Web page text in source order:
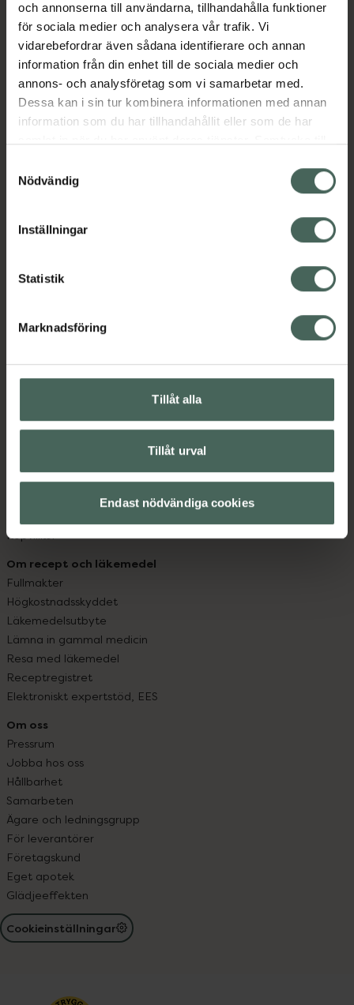
och annonserna till användarna, tillhandahålla funktioner
för sociala medier och analysera vår trafik. Vi
vidarebefordrar även sådana identifierare och annan
information från din enhet till de sociala medier och
annons- och analysföretag som vi samarbetar med.
Dessa kan i sin tur kombinera informationen med annan
information som du har tillhandahållit eller som de har
återkalla ditt samtycke via webbplatsens
cookieinställningar. Ett återkallat samtycke påverkar inte
lagligheten av behandling som skett innan återkallelsen.
Nödvändig
Inställningar
Statistik
Marknadsföring
Tillåt alla
Tillåt urval
Endast nödvändiga cookies
Beskrivning
Läs alltid bipacksedeln innan
användning.
Kronans Apotek finns här för dig. Du hittar oss från Skåne i
syd till Lappland i norr, och online i mobilen och på
datorn. Oavsett vem du är så är det vårt uppdrag att
med oss.
Kundservice
Kontakta oss
Hitta apotek
Leverans, betalning och retur
Sajtens tillgänglighet
Köpvillkor
Om recept och läkemedel
Fullmakter
Högkostnadsskyddet
Läkemedelsutbyte
Lämna in gammal medicin
Resa med läkemedel
Receptregistret
Elektroniskt expertstöd, EES
Om oss
Pressrum
Jobba hos oss
Hållbarhet
Samarbeten
Ägare och ledningsgrupp
För leverantörer
Företagskund
Eget apotek
Glädjeeffekten
Cookieinställningar